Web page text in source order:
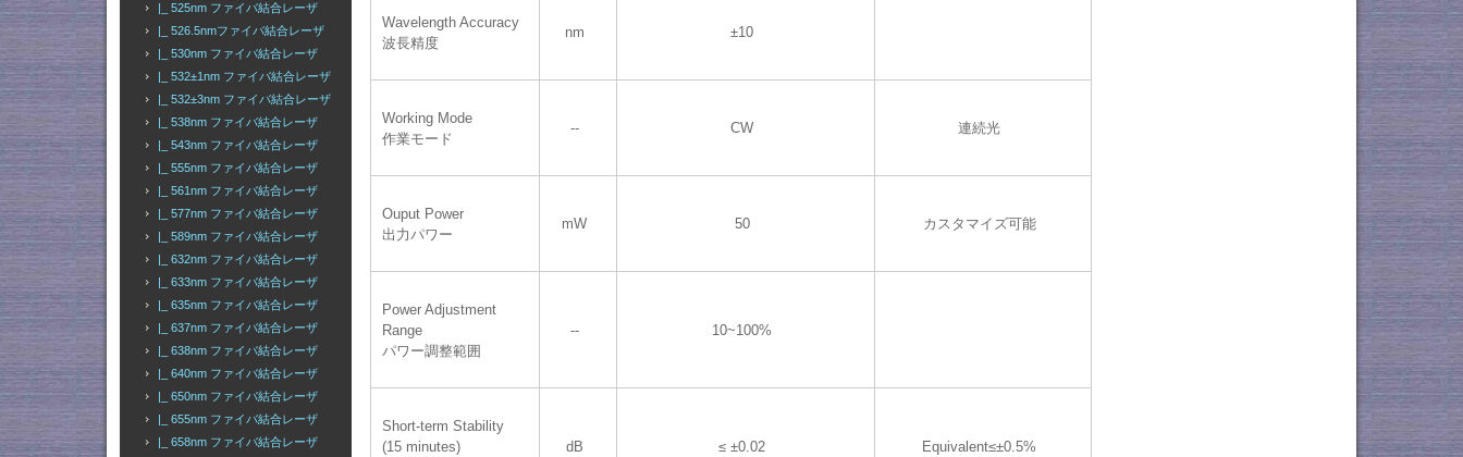
|_ 525nm ファイバ結合レーザ
|_ 526.5nmファイバ結合レーザ
|_ 530nm ファイバ結合レーザ
|_ 532±1nm ファイバ結合レーザ
|_ 532±3nm ファイバ結合レーザ
|_ 538nm ファイバ結合レーザ
|_ 543nm ファイバ結合レーザ
|_ 555nm ファイバ結合レーザ
|_ 561nm ファイバ結合レーザ
|_ 577nm ファイバ結合レーザ
|_ 589nm ファイバ結合レーザ
|_ 632nm ファイバ結合レーザ
|_ 633nm ファイバ結合レーザ
|_ 635nm ファイバ結合レーザ
|_ 637nm ファイバ結合レーザ
|_ 638nm ファイバ結合レーザ
|_ 640nm ファイバ結合レーザ
|_ 650nm ファイバ結合レーザ
|_ 655nm ファイバ結合レーザ
|_ 658nm ファイバ結合レーザ
Wavelength Accuracy
波長精度
nm ±10
Working Mode
作業モード
-- CW 連続光
Ouput Power
出力パワー
mW 50 カスタマイズ可能
Power Adjustment
Range
パワー調整範囲
-- 10~100%
Short-term Stability
(15 minutes)
dB ≤ ±0.02 Equivalent≤±0.5%